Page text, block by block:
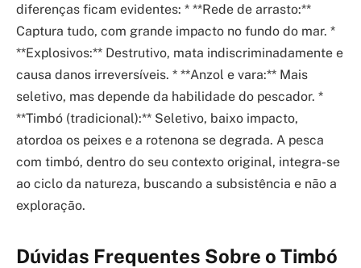
diferenças ficam evidentes: * **Rede de arrasto:**
Captura tudo, com grande impacto no fundo do mar. *
**Explosivos:** Destrutivo, mata indiscriminadamente e
causa danos irreversíveis. * **Anzol e vara:** Mais
seletivo, mas depende da habilidade do pescador. *
**Timbó (tradicional):** Seletivo, baixo impacto,
atordoa os peixes e a rotenona se degrada. A pesca
com timbó, dentro do seu contexto original, integra-se
ao ciclo da natureza, buscando a subsistência e não a
exploração.
Dúvidas Frequentes Sobre o Timbó